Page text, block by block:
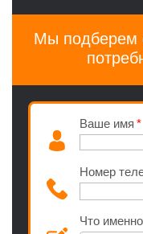
Мы подберем
Ваше имя
Номер
Что